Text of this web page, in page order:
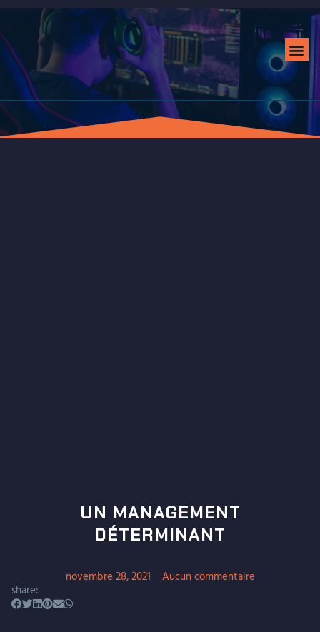
UN MANAGEMENT
DÉTERMINANT
novembre 28, 2021 Aucun commentaire
share: